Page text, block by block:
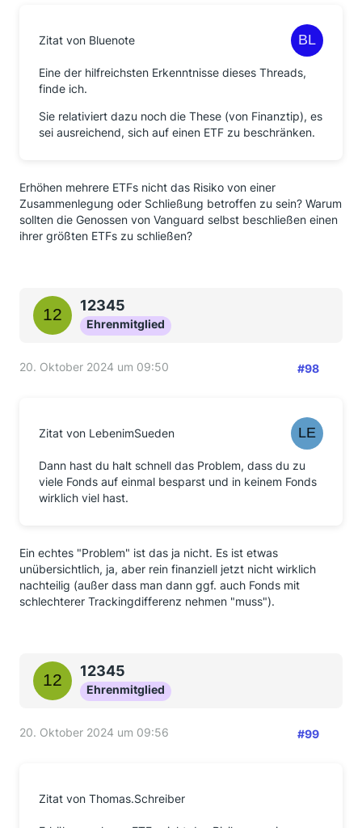
Zitat von Bluenote
Eine der hilfreichsten Erkenntnisse dieses Threads,
finde ich.
Sie relativiert dazu noch die These (von Finanztip), es
sei ausreichend, sich auf einen ETF zu beschränken.
Erhöhen mehrere ETFs nicht das Risiko von einer
Zusammenlegung oder Schließung betroffen zu sein? Warum
sollten die Genossen von Vanguard selbst beschließen einen
ihrer größten ETFs zu schließen?
12345
Ehrenmitglied
20. Oktober 2024 um 09:50 #98
Zitat von LebenimSueden
Dann hast du halt schnell das Problem, dass du zu
viele Fonds auf einmal besparst und in keinem Fonds
wirklich viel hast.
Ein echtes "Problem" ist das ja nicht. Es ist etwas
unübersichtlich, ja, aber rein finanziell jetzt nicht wirklich
nachteilig (außer dass man dann ggf. auch Fonds mit
schlechterer Trackingdifferenz nehmen "muss").
12345
Ehrenmitglied
20. Oktober 2024 um 09:56 #99
Zitat von Thomas.Schreiber